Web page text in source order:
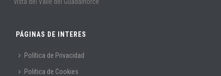
PÁGINAS DE INTERES
Política de Privacidad
Politica de Cookies